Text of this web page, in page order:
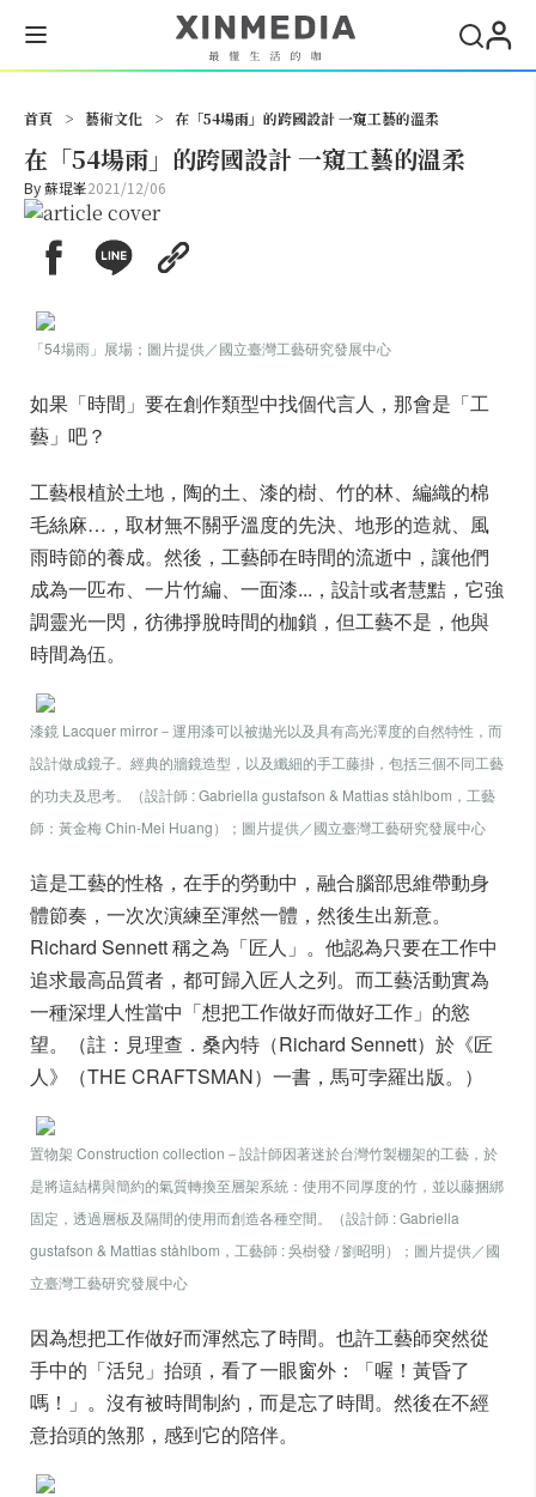
首頁 > 藝術文化 > 在「54場雨」的跨國設計 一窺工藝的溫柔
在「54場雨」的跨國設計 一窺工藝的溫柔
By蘇琨峯2021/12/06
「54場雨」展場；圖片提供／國立臺灣工藝研究發展中心
如果「時間」要在創作類型中找個代言人，那會是「工
藝」吧？
工藝根植於土地，陶的土、漆的樹、竹的林、編織的棉
毛絲麻…，取材無不關乎溫度的先決、地形的造就、風
雨時節的養成。然後，工藝師在時間的流逝中， 讓他們
成為一匹布、一片竹編、一面漆...，設計或者慧黠，它強
調靈光一閃，彷彿掙脫時間的枷鎖，但工藝不是，他與
時間為伍。
漆鏡 Lacquer mirror－運用漆可以被拋光以及具有高光澤度的自然特性，而
設計做成鏡子。經典的牆鏡造型，以及纖細的手工藤掛，包括三個不同工藝
的功夫及思考。（設計師 : Gabriella gustafson & Mattias ståhlbom，工藝
師：黃金梅 Chin-Mei Huang）；圖片提供／國立臺灣工藝研究發展中心
這是工藝的性格，在手的勞動中，融合腦部思維帶動身
體節奏，一次次演練至渾然一體，然後生出新意。
Richard Sennett 稱之為「匠人」。他認為只要在工作中
追求最高品質者，都可歸入匠人之列。而工藝活動實為
一種深埋人性當中「想把工作做好而做好工作」的慾
望。（註：見理查．桑內特（Richard Sennett）於《匠
人》（THE CRAFTSMAN）一書，馬可孛羅出版。）
置物架 Construction collection－設計師因著迷於台灣竹製棚架的工藝，於
是將這結構與簡約的氣質轉換至層架系統：使用不同厚度的竹，並以藤捆綁
固定，透過層板及隔間的使用而創造各種空間。（設計師 : Gabriella
gustafson & Mattias ståhlbom，工藝師 : 吳樹發 / 劉昭明）；圖片提供／國
立臺灣工藝研究發展中心
因為想把工作做好而渾然忘了時間。也許工藝師突然從
手中的「活兒」抬頭，看了一眼窗外：「喔！黃昏了
嗎！」。沒有被時間制約，而是忘了時間。然後在不經
意抬頭的煞那，感到它的陪伴。